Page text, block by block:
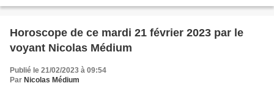
Horoscope de ce mardi 21 février 2023 par le
voyant Nicolas Médium
Publié le 21/02/2023 à 09:54
Par Nicolas Médium